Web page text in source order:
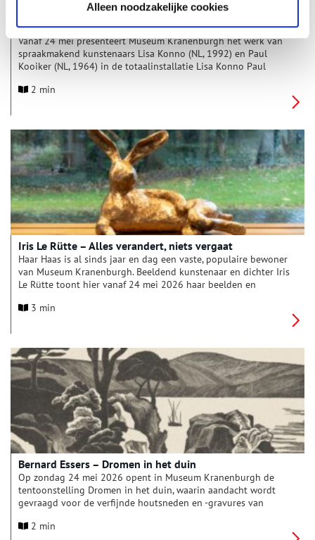
Alleen noodzakelijke cookies
‘Lisa Konno Paul Kooiker’ in Museum Kranenburgh
Vanaf 24 mei presenteert Museum Kranenburgh het werk van
spraakmakend kunstenaars Lisa Konno (NL, 1992) en Paul
Kooiker (NL, 1964) in de totaalinstallatie Lisa Konno Paul
maar delen een interdisciplinaire wijze van werken waarbij ze
2 min
Iris Le Rütte – Alles verandert, niets vergaat
Haar Haas is al sinds jaar en dag een vaste, populaire bewoner
van Museum Kranenburgh. Beeldend kunstenaar en dichter Iris
Le Rütte toont hier vanaf 24 mei 2026 haar beelden en
gedaanteverandering – centraal staat. ‘Iets wil veranderen’,
3 min
Bernard Essers – Dromen in het duin
Op zondag 24 mei 2026 opent in Museum Kranenburgh de
tentoonstelling Dromen in het duin, waarin aandacht wordt
gevraagd voor de verfijnde houtsneden en -gravures van
1945), die in de jaren 1920 en 1930 deel uitmaakt van de
2 min